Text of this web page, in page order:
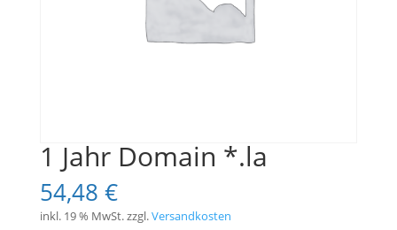
1 Jahr Domain *.la
54,48 €
inkl. 19 % MwSt.zzgl.Versandkosten